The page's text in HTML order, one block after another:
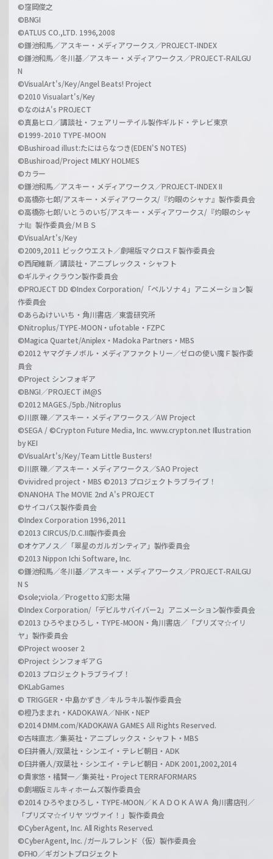
©窪岡俊之
©BNGI
©ATLUS CO.,LTD. 1996,2008
©鎌池和馬／アスキー・メディアワークス／PROJECT-INDEX
©鎌池和馬／冬川基／アスキー・メディアワークス／PROJECT-RAILGU
N
©VisualArt's/Key/Angel Beats! Project
©2010 Visualart's/Key
©なのはA's PROJECT
©真島ヒロ／講談社・フェアリーテイル製作ギルド・テレビ東京
©1999-2010 TYPE-MOON
©Bushiroad illust:たにはらなつき(EDEN'S NOTES)
©Bushiroad/Project MILKY HOLMES
©カラー
©鎌池和馬／アスキー・メディアワークス／PROJECT-INDEX II
©高橋弥七郎/アスキー・メディアワークス/『灼眼のシャナ』製作委員会
©高橋弥七郎/いとうのいぢ/アスキー・メディアワークス/『灼眼のシャ
ナII』製作委員会/ＭＢＳ
©VisualArt's/Key
©2009,2011 ビックウエスト／劇場版マクロスＦ製作委員会
©西尾維新／講談社・アニプレックス・シャフト
©ギルティクラウン製作委員会
©PROJECT DD ©Index Corporation/「ペルソナ４」アニメーション製
作委員会
©あらゐけいいち・角川書店／東雲研究所
©Nitroplus/TYPE-MOON・ufotable・FZPC
©Magica Quartet/Aniplex・Madoka Partners・MBS
©2012 ヤマグチノボル・メディアファクトリー／ゼロの使い魔Ｆ製作委
員会
©Project シンフォギア
©BNGI／PROJECT iM@S
©2012 MAGES./5pb./Nitroplus
©川原 礫／アスキー・メディアワークス／AW Project
©SEGA / ©Crypton Future Media, Inc. www.crypton.net Illustration
by KEI
©VisualArt's/Key/Team Little Busters!
©川原 礫／アスキー・メディアワークス／SAO Project
©vividred project・MBS ©2013 プロジェクトラブライブ！
©NANOHA The MOVIE 2nd A's PROJECT
©サイコパス製作委員会
©Index Corporation 1996,2011
©2013 CIRCUS/D.C.III製作委員会
©オケアノス／「翠星のガルガンティア」製作委員会
©2013 Nippon Ichi Software, Inc.
©鎌池和馬／冬川基／アスキー・メディアワークス／PROJECT-RAILGU
N S
©sole;viola／Progetto 幻影太陽
©Index Corporation/「デビルサバイバー2」アニメーション製作委員会
©2013 ひろやまひろし・TYPE-MOON・角川書店／「プリズマ☆イリ
ヤ」製作委員会
©Project wooser 2
©Project シンフォギアＧ
©2013 プロジェクトラブライブ！
©KLabGames
© TRIGGER・中島かずき／キルラキル製作委員会
©橙乃ままれ・KADOKAWA／NHK・NEP
©2014 DMM.com/KADOKAWA GAMES All Rights Reserved.
©古味直志／集英社・アニプレックス・シャフト・MBS
©臼井儀人/双葉社・シンエイ・テレビ朝日・ADK
©臼井儀人/双葉社・シンエイ・テレビ朝日・ADK 2001,2002,2014
©貴家悠・橘賢一／集英社・Project TERRAFORMARS
©劇場版ミルキィホームズ製作委員会
©2014 ひろやまひろし・TYPE-MOON／ＫＡＤＯＫＡＷＡ 角川書店刊／
「プリズマ☆イリヤ ツヴァイ！」製作委員会
©CyberAgent, Inc. All Rights Reserved.
©CyberAgent, Inc. /ガールフレンド（仮）製作委員会
©FHO／ギガントプロジェクト